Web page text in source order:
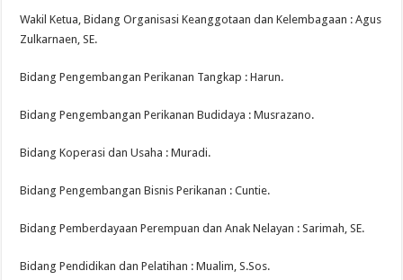
Wakil Ketua, Bidang Organisasi Keanggotaan dan Kelembagaan : Agus
Zulkarnaen, SE.
Bidang Pengembangan Perikanan Tangkap : Harun.
Bidang Pengembangan Perikanan Budidaya : Musrazano.
Bidang Koperasi dan Usaha : Muradi.
Bidang Pengembangan Bisnis Perikanan : Cuntie.
Bidang Pemberdayaan Perempuan dan Anak Nelayan : Sarimah, SE.
Bidang Pendidikan dan Pelatihan : Mualim, S.Sos.